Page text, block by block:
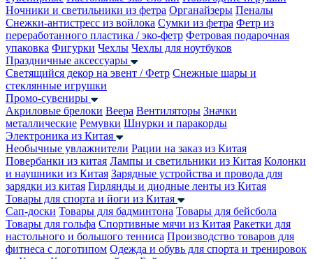
Ночники и светильники из фетра Органайзеры Пеналы
Снежки-антистресс из войлока Сумки из фетра Фетр из
переработанного пластика / эко-фетр Фетровая подарочная
упаковка Фигурки Чехлы Чехлы для ноутбуков
Праздничные аксессуары
Светящийся декор на эвент / Фетр Снежные шары и
стеклянные игрушки
Промо-сувениры
Акриловые брелоки Веера Вентиляторы Значки
металлические Ремувки Шнурки и паракорды
Электроника из Китая
Необычные увлажнители Рации на заказ из Китая
Повербанки из китая Лампы и светильники из Китая Колонки
и наушники из Китая Зарядные устройства и провода для
зарядки из китая Гирлянды и диодные ленты из Китая
Товары для спорта и йоги из Китая
Сап-доски Товары для бадминтона Товары для бейсбола
Товары для гольфа Спортивные мячи из Китая Ракетки для
настольного и большого тенниса Производство товаров для
фитнеса с логотипом Одежда и обувь для спорта и тренировок